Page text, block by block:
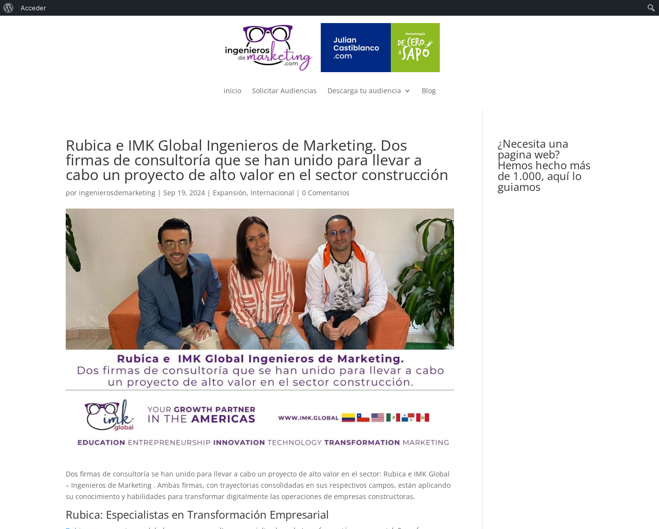
inicio Solicitar Audiencias Descarga tu audiencia Blog
Rubica e IMK Global Ingenieros de Marketing. Dos
firmas de consultoría que se han unido para llevar a
cabo un proyecto de alto valor en el sector construcción
por ingenierosdemarketing |Sep 19, 2024 | Expansión, Internacional |0 Comentarios
Dos firmas de consultoría se han unido para llevar a cabo un proyecto de alto valor en el sector: Rubica e IMK Global
– Ingenieros de Marketing . Ambas firmas, con trayectorias consolidadas en sus respectivos campos, están aplicando
su conocimiento y habilidades para transformar digitalmente las operaciones de empresas constructoras.
Rubica: Especialistas en Transformación Empresarial
¿Necesita una
pagina web?
Hemos hecho más
de 1.000, aquí lo
guiamos
Acerca
Acceder